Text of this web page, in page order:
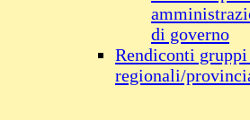
di governo
Rendiconti
regionali/